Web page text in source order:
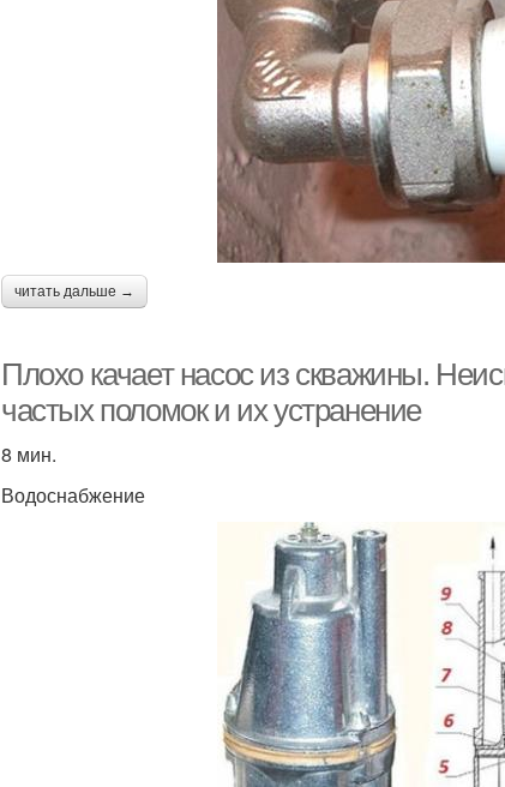
читать дальше →
Плохо качает насос из скважины.
частых поломок и их устранение
8 мин.
Водоснабжение